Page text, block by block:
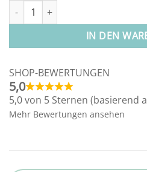
Schlüsselanhänger
IN DEN
SHOP-BEWERTUNGEN
5,0
5,0 von 5 Sternen (basierend
Mehr Bewertungen ansehen